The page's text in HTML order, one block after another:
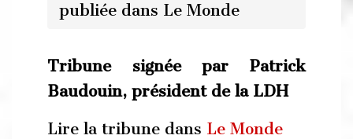
publiée dans Le Monde
Tribune signée par Patrick
Baudouin, président de la LDH
Lire la tribune dans Le Monde